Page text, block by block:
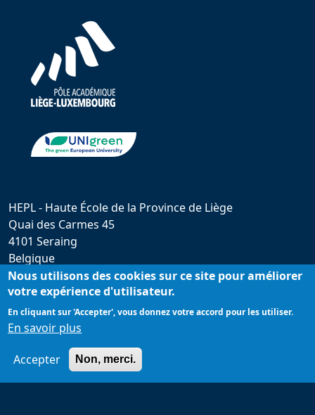
HEPL - Haute École de la Province de Liège
Quai des Carmes 45
4101 Seraing
Belgique
hepl@provincedeliege.be
+32 (0)4 279 55 20
Nous utilisons des cookies sur ce site pour améliorer
votre expérience d'utilisateur.
En cliquant sur 'Accepter', vous donnez votre accord pour les utiliser.
En savoir plus
Accepter Non, merci.